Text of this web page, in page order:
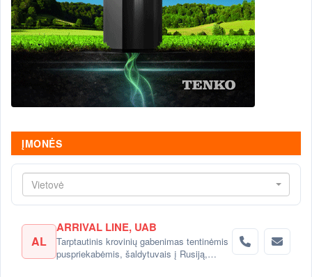
ĮMONĖS
Vietovė
AL
ARRIVAL LINE, UAB
Tarptautinis krovinių gabenimas tentinėmis
puspriekabėmis, šaldytuvais į Rusiją,